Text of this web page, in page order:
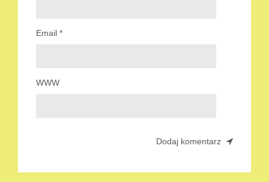
Email *
WWW